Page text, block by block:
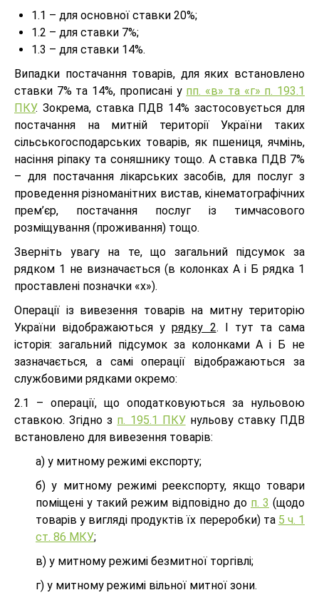
1.1 – для основної ставки 20%;
1.2 – для ставки 7%;
1.3 – для ставки 14%.
Випадки постачання товарів, для яких встановлено
ставки 7% та 14%, прописані у пп. «в» та «г» п. 193.1
ПКУ. Зокрема, ставка ПДВ 14% застосовується для
постачання на митній території України таких
сільськогосподарських товарів, як пшениця, ячмінь,
насіння ріпаку та соняшнику тощо. А ставка ПДВ 7%
– для постачання лікарських засобів, для послуг з
проведення різноманітних вистав, кінематографічних
прем’єр, постачання послуг із тимчасового
розміщування (проживання) тощо.
Зверніть увагу на те, що загальний підсумок за
рядком 1 не визначається (в колонках А і Б рядка 1
проставлені позначки «х»).
Операції із вивезення товарів на митну територію
України відображаються урядку 2. І тут та сама
історія: загальний підсумок за колонками А і Б не
зазначається, а самі операції відображаються за
службовими рядками окремо:
2.1 – операції, що оподатковуються за нульовою
ставкою. Згідно з п. 195.1 ПКУнульову ставку ПДВ
встановлено для вивезення товарів:
а) у митному режимі експорту;
б) у митному режимі реекспорту, якщо товари
поміщені у такий режим відповідно до п. 3 (щодо
товарів у вигляді продуктів їх переробки) та 5 ч. 1
ст. 86 МКУ;
в) у митному режимі безмитної торгівлі;
г) у митному режимі вільної митної зони.